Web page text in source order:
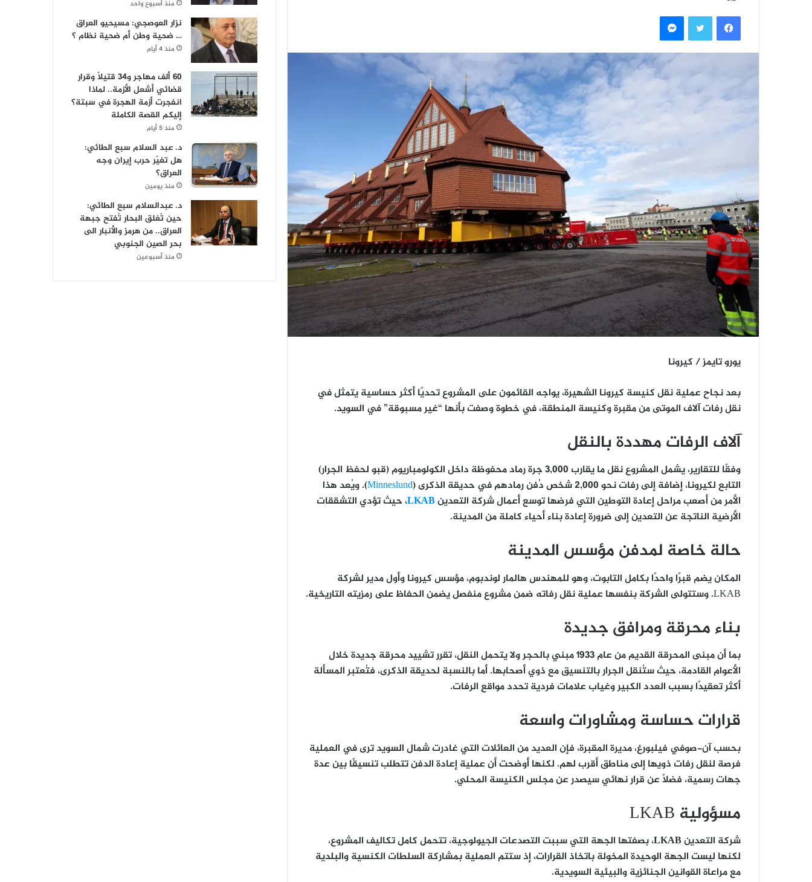
إلكترونيا
فيسبوكتويتر ماسنجر
يورو تايمز / كيرونا
بعد نجاح عملية نقل كنيسة كيرونا الشهيرة، يواجه القائمون على المشروع تحديًا أكثر حساسية يتمثل في
نقل رفات آلاف الموتى من مقبرة وكنيسة المنطقة، في خطوة وصفت بأنها “غير مسبوقة” في السويد.
آلاف الرفات مهددة بالنقل
وفقًا للتقارير، يشمل المشروع نقل ما يقارب3,000 جرة رماد محفوظة داخلالكولومباريوم(قبو لحفظ الجرار)
التابع لكيرونا، إضافة إلى رفات نحو2,000 شخص دُفن رمادهم فيحديقة الذكرى(
Minneslund). ويُعد هذا
الأمر من أصعب مراحل إعادة التوطين التي فرضها توسع أعمال شركة التعدينLKAB، حيث تؤدي التشققات
الأرضية الناتجة عن التعدين إلى ضرورة إعادة بناء أحياء كاملة من المدينة.
حالة خاصة لمدفن مؤسس المدينة
المكان يضم قبرًا واحدًا بكامل التابوت، وهو للمهندسهالمار لوندبوم، مؤسس كيرونا وأول مدير لشركة
LKAB. وستتولى الشركة بنفسها عملية نقل رفاته ضمن مشروع منفصل يضمن الحفاظ على رمزيته التاريخية.
بناء محرقة ومرافق جديدة
بما أن مبنى المحرقة القديم من عام 1933 مبني بالحجر ولا يتحمل النقل، تقرر تشييد محرقة جديدةخلال
الأعوام القادمة، حيث ستُنقل الجرار بالتنسيق مع ذوي أصحابها. أما بالنسبة لحديقة الذكرى، فتُعتبر المسألة
أكثر تعقيدًا بسبب العدد الكبير وغياب علامات فردية تحدد مواقع الرفات.
قرارات حساسة ومشاورات واسعة
بحسبآن-صوفي فيلبورغ، مديرة المقبرة، فإن العديد من العائلات التي غادرت شمال السويد ترى في العملية
فرصة لنقل رفات ذويها إلى مناطق أقرب لهم. لكنها أوضحت أن عملية إعادة الدفن تتطلب تنسيقًا بين عدة
جهات رسمية، فضلًا عن قرار نهائي سيصدر عن مجلس الكنيسة المحلي.
مسؤولية LKAB
شركة التعدينLKAB، بصفتها الجهة التي سببت التصدعات الجيولوجية، تتحمل كامل تكاليف المشروع،
لكنها ليست الجهة الوحيدة المخولة باتخاذ القرارات، إذ ستتم العملية بمشاركة السلطات الكنسية والبلدية
مع مراعاة القوانين الجنائزية والبيئية السويدية.
منذ أسبوع واحد
نزار العوصجي: مسيحيو العراق
… ضحية وطن أم ضحية نظام ؟
منذ 4 أيام
60 ألف مهاجر و34 قتيلاً وقرار
قضائي أشعل الأزمة.. لماذا
انفجرت أزمة الهجرة في سبتة؟
إليكم القصة الكاملة
منذ 5 أيام
د. عبد السلام سبع الطائي:
هل تغيّر حرب إيران وجه
العراق؟
منذ يومين
د. عبدالسلام سبع الطائي:
حين تُغلق البحار تُفتح جبهة
العراق.. من هرمز والأنبار الى
بحر الصين الجنوبي
منذ أسبوعين